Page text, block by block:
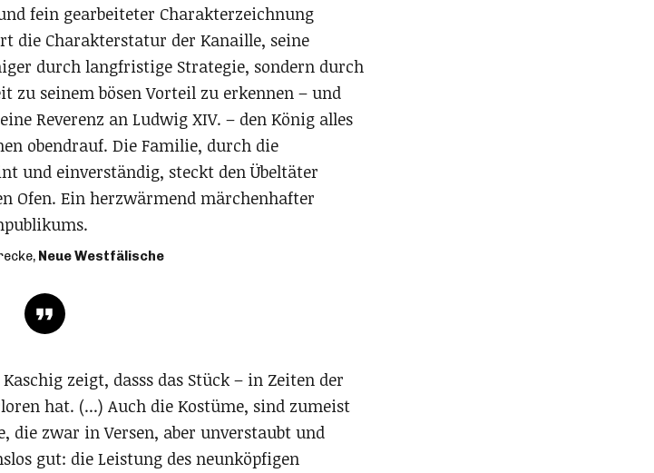
fein gearbeiteter Charakterzeichnung
die Charakterstatur der Kanaille, seine
durch langfristige Strategie, sondern durch
zu seinem bösen Vorteil zu erkennen – und
Reverenz an Ludwig XIV. – den König alles
obendrauf. Die Familie, durch die
und einverständig, steckt den Übeltäter
Ofen. Ein herzwärmend märchenhafter
Neue Westfälische
zeigt, dasss das Stück – in Zeiten der
hat. (...) Auch die Kostüme, sind zumeist
die zwar in Versen, aber unverstaubt und
gut: die Leistung des neunköpfigen